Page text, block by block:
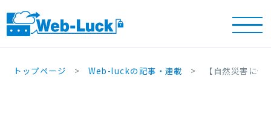
トップページ Web-luckの記事・連載 【自然災害に